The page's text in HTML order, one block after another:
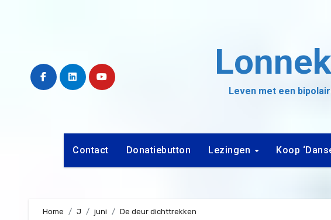
Leven met een
Contact Donatiebutton Lezingen Koop
Home J juni De deur dichttrekken